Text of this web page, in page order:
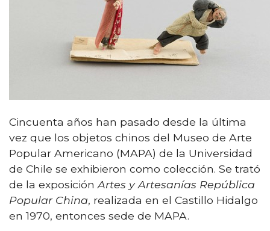
Cincuenta años han pasado desde la última
vez que los objetos chinos del Museo de Arte
Popular Americano (MAPA) de la Universidad
de Chile se exhibieron como colección. Se trató
de la exposición Artes y Artesanías República
Popular China, realizada en el Castillo Hidalgo
en 1970, entonces sede de MAPA.